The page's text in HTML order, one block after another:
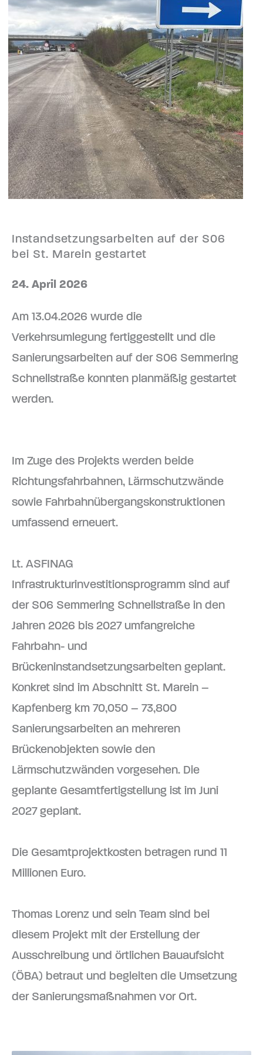
Instandsetzungsarbeiten auf der S06
bei St. Marein gestartet
24. April 2026
Am 13.04.2026 wurde die
Verkehrsumlegung fertiggestellt und die
Sanierungsarbeiten auf der S06 Semmering
Schnellstraße konnten planmäßig gestartet
werden.
Im Zuge des Projekts werden beide
Richtungsfahrbahnen, Lärmschutzwände
sowie Fahrbahnübergangskonstruktionen
umfassend erneuert.
Lt. ASFINAG
Infrastrukturinvestitionsprogramm sind auf
der S06 Semmering Schnellstraße in den
Jahren 2026 bis 2027 umfangreiche
Fahrbahn- und
Brückeninstandsetzungsarbeiten geplant.
Konkret sind im Abschnitt St. Marein –
Kapfenberg km 70,050 – 73,800
Sanierungsarbeiten an mehreren
Brückenobjekten sowie den
Lärmschutzwänden vorgesehen. Die
geplante Gesamtfertigstellung ist im Juni
2027 geplant.
Die Gesamtprojektkosten betragen rund 11
Millionen Euro.
Thomas Lorenz und sein Team sind bei
diesem Projekt mit der Erstellung der
Ausschreibung und örtlichen Bauaufsicht
(ÖBA) betraut und begleiten die Umsetzung
der Sanierungsmaßnahmen vor Ort.